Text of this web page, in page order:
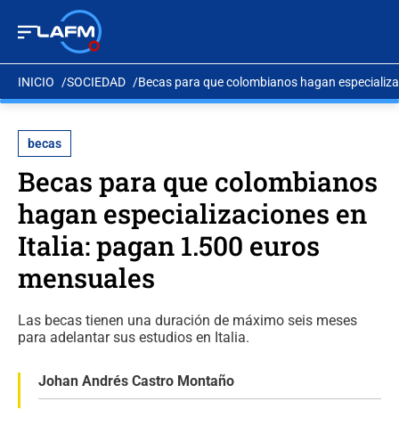
INICIO SOCIEDAD Becas para que colombianos hagan
becas
Becas para que colombianos
hagan especializaciones en
Italia: pagan 1.500 euros
mensuales
Las becas tienen una duración de máximo seis meses
para adelantar sus estudios en Italia.
Johan Andrés Castro Montaño